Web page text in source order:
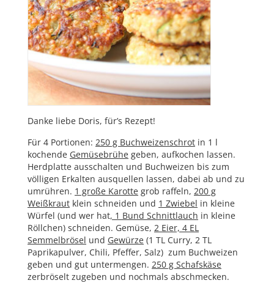
Danke liebe Doris, für’s Rezept!
Für 4 Portionen: 250 g Buchweizenschrot in 1 l
kochende Gemüsebrühe geben, aufkochen lassen.
Herdplatte ausschalten und Buchweizen bis zum
völligen Erkalten ausquellen lassen, dabei ab und zu
umrühren. 1 große Karotte grob raffeln, 200 g
Weißkraut klein schneiden und 1 Zwiebel in kleine
Würfel (und wer hat, 1 Bund Schnittlauch in kleine
Röllchen) schneiden. Gemüse, 2 Eier, 4 EL
Semmelbrösel und Gewürze (1 TL Curry, 2 TL
Paprikapulver, Chili, Pfeffer, Salz) zum Buchweizen
geben und gut untermengen. 250 g Schafskäse
zerbröselt zugeben und nochmals abschmecken.